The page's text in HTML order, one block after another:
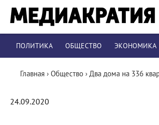
ПОЛИТИКА ОБЩЕСТВО ЭКОНОМИКА
Главная › Общество › Два дома на 336
24.09.2020